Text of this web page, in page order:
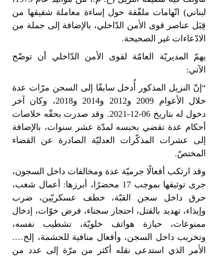
لبناني) اتّهامات ملفّقة حول إساءة معاملة شقيقها من
قِبَل عناصر قوى الأمن الدّاخلي، بالإضافة إلى جملة من
الادّعاءات غير الصحيحة.
يهمّ المديريّة العامّة لقوى الأمن الدّاخلي أن توضّح
الآتي:
“إنّ النزيل المذكور أُدخل سابقًا إلى السجن مرّات عدة
خلال الأعوام 2009 و2012 و2014 و2018، وكان آخر
دخول له بتاريخ 06-12-2021. وقد صدرت بحقّه خلاصات
أحكام عدة تقضي بحبسه لمدّة عشر سنوات، بالإضافة
إلى عشرات المذكّرات العدليّة الصادرة عن القضاء
المختصّ.
وقد ارتكب أفعالًا جرميّة عدة ومخالفات داخل السجون،
جرى توثيقها بموجب 17 محضرًا، أبرزها: أعمال شغب،
حرق داخل سجن القبّة، خطف عسكريّين، ضرب
وإيذاء، تهديد بالقتل، احتجاز سجناء، فرض خوّات، إدخال
ممنوعات، حيازة هواتف خلويّة، تشطيب نفسه،
وتخريب داخل السجن، وأفعال منافية للحشمة، إلخ….
الأمر الذي استدعى نقله أكثر من مرّة إلى عدد من